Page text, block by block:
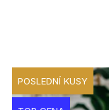
POSLEDNÍ KUSY